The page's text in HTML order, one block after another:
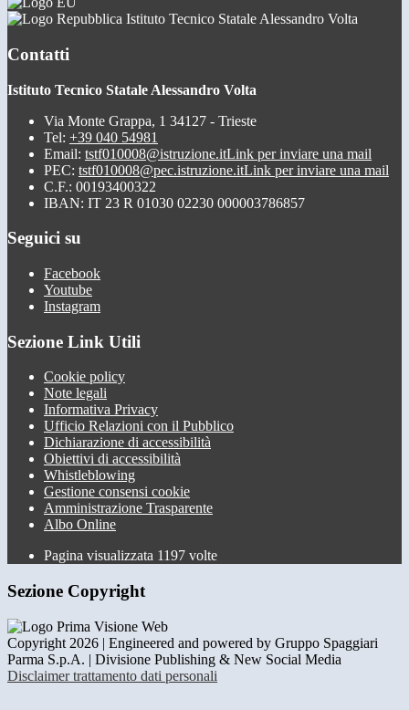
Istituto Tecnico Statale Alessandro Volta
Contatti
Istituto Tecnico Statale Alessandro Volta
Via Monte Grappa, 1 34127 - Trieste
Tel: +39 040 54981
Email: tstf010008@istruzione.itLink per inviare una mail
PEC: tstf010008@pec.istruzione.itLink per inviare una mail
C.F.: 00193400322
IBAN: IT 23 R 01030 02230 000003786857
Seguici su
Facebook
Youtube
Instagram
Sezione Link Utili
Cookie policy
Note legali
Informativa Privacy
Ufficio Relazioni con il Pubblico
Dichiarazione di accessibilità
Obiettivi di accessibilità
Whistleblowing
Gestione consensi cookie
Amministrazione Trasparente
Albo Online
Pagina visualizzata 1197 volte
Sezione Copyright
Copyright 2026 | Engineered and powered by Gruppo Spaggiari
Parma S.p.A. | Divisione Publishing & New Social Media
Disclaimer trattamento dati personali